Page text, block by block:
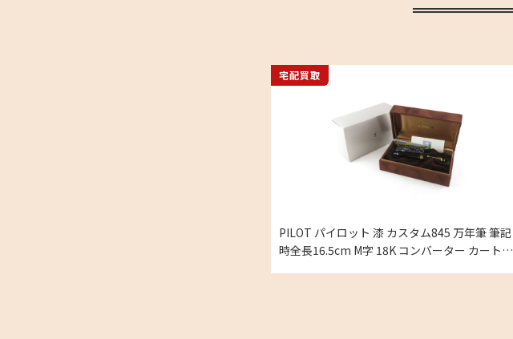
PILOT パイロット 漆 カスタム845 万年筆 筆記
時全長16.5cm M字 18K コンバーター カートリ
宅配買取